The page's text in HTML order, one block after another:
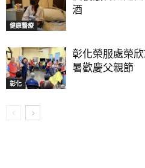
健康醫療
酒
彰化
彰化榮服處榮
暑歡慶父親節